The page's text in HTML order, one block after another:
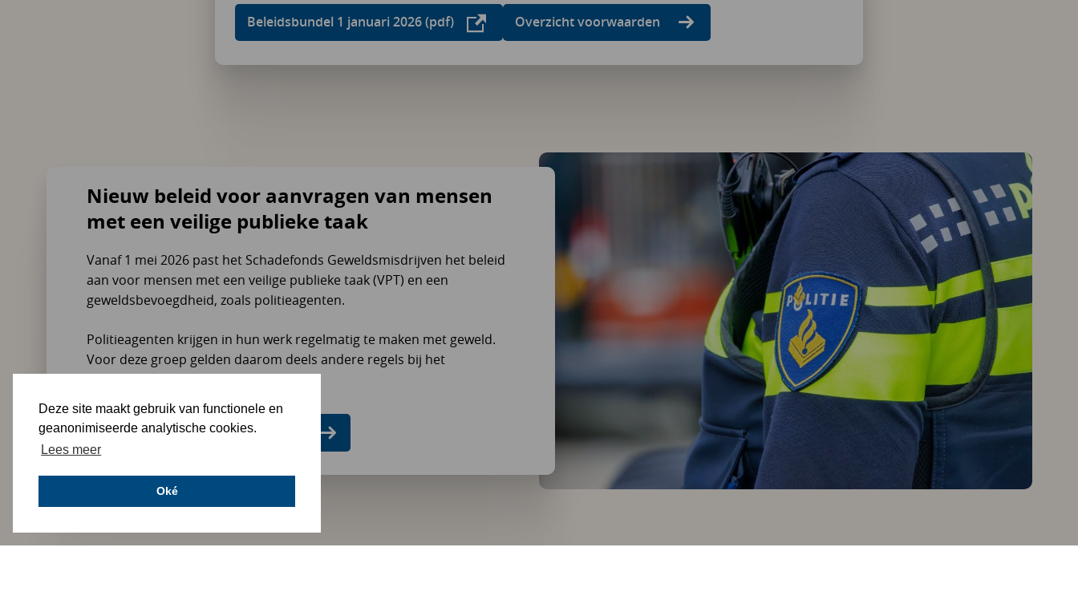
Deze site maakt gebruik van functionele en
geanonimiseerde analytische cookies.
Lees meer
Oké
Beleidsbundel 1 januari 2026 (pdf) Overzicht voorwaarden
Nieuw beleid voor aanvragen van mensen
met een veilige publieke taak
Vanaf 1 mei 2026 past het Schadefonds Geweldsmisdrijven het beleid
aan voor mensen met een veilige publieke taak (VPT) en een
geweldsbevoegdheid, zoals politieagenten.
Politieagenten krijgen in hun werk regelmatig te maken met geweld.
Voor deze groep gelden daarom deels andere regels bij het
beoordelen van een aanvraag.
Informatie over het nieuwe beleid